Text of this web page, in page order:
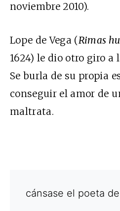
noviembre 2010).
Lope de Vega (Rimas
1624) le dio otro giro a
Se burla de su propia
conseguir el amor de
maltrata.
cánsase el poeta